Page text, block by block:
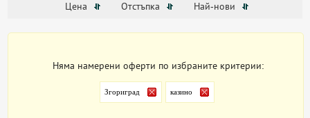
Цена Отстъпка Най-нови
Няма намерени оферти по избраните критерии:
Згориград казино